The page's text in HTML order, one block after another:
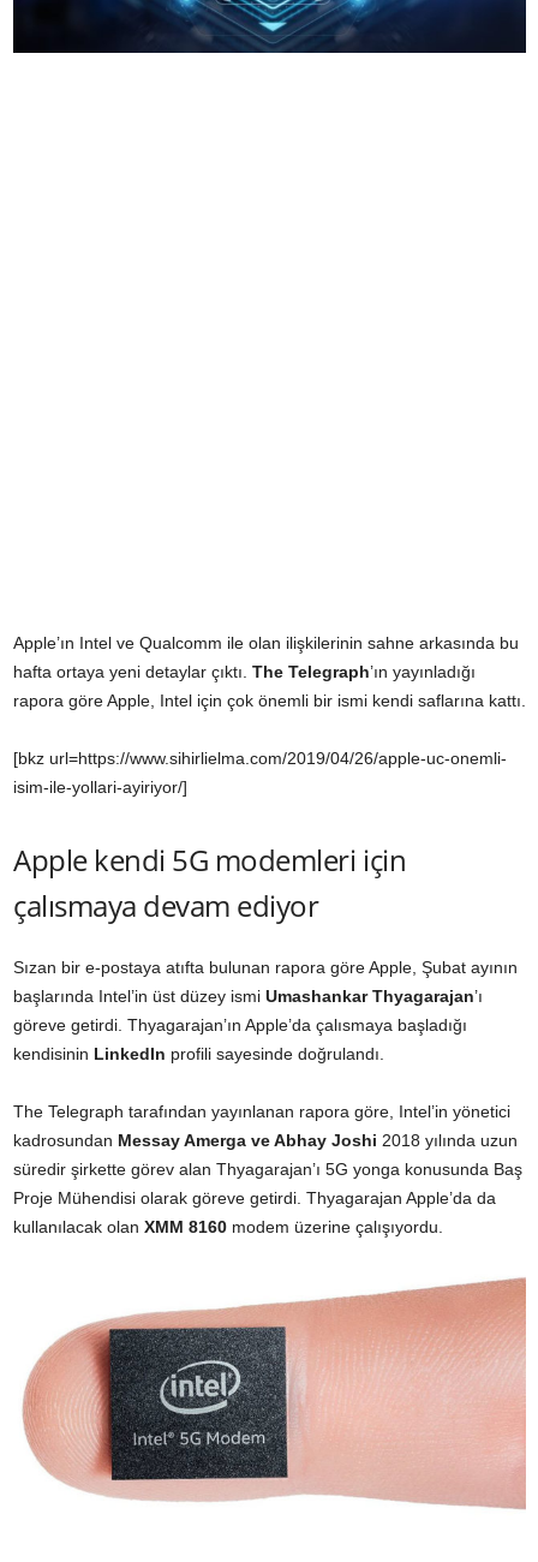
Apple’ın Intel ve Qualcomm ile olan ilişkilerinin sahne arkasında bu
hafta ortaya yeni detaylar çıktı. The Telegraph’ın yayınladığı
rapora göre Apple, Intel için çok önemli bir ismi kendi saflarına kattı.
[bkz url=https://www.sihirlielma.com/2019/04/26/apple-uc-onemli-
isim-ile-yollari-ayiriyor/]
Apple kendi 5G modemleri için
çalısmaya devam ediyor
Sızan bir e-postaya atıfta bulunan rapora göre Apple, Şubat ayının
başlarında Intel’in üst düzey ismi Umashankar Thyagarajan’ı
göreve getirdi. Thyagarajan’ın Apple’da çalısmaya başladığı
kendisinin LinkedIn profili sayesinde doğrulandı.
The Telegraph tarafından yayınlanan rapora göre, Intel’in yönetici
kadrosundan Messay Amerga ve Abhay Joshi 2018 yılında uzun
süredir şirkette görev alan Thyagarajan’ı 5G yonga konusunda Baş
Proje Mühendisi olarak göreve getirdi. Thyagarajan Apple’da da
kullanılacak olan XMM 8160 modem üzerine çalışıyordu.